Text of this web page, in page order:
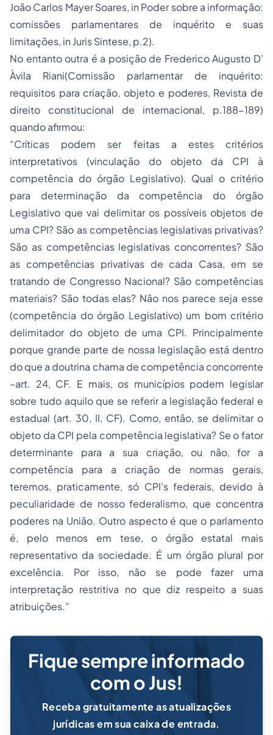
João Carlos Mayer Soares, in Poder sobre a informação:
comissões parlamentares de inquérito e suas
limitações, in Juris Sintese, p.2).
No entanto outra é a posição de Frederico Augusto D’
Àvila Riani(Comissão parlamentar de inquérito:
requisitos para criação, objeto e poderes, Revista de
direito constitucional de internacional, p.188-189)
quando afirmou:
“Críticas podem ser feitas a estes critérios
interpretativos (vinculação do objeto da CPI à
competência do órgão Legislativo). Qual o critério
para determinação da competência do órgão
Legislativo que vai delimitar os possíveis objetos de
uma CPI? São as competências legislativas privativas?
São as competências legislativas concorrentes? São
as competências privativas de cada Casa, em se
tratando de Congresso Nacional? São competências
materiais? São todas elas? Não nos parece seja esse
(competência do órgão Legislativo) um bom critério
delimitador do objeto de uma CPI. Principalmente
porque grande parte de nossa legislação está dentro
do que a doutrina chama de competência concorrente
–art. 24, CF. E mais, os municípios podem legislar
sobre tudo aquilo que se referir a legislação federal e
estadual (art. 30, II, CF). Como, então, se delimitar o
objeto da CPI pela competência legislativa? Se o fator
determinante para a sua criação, ou não, for a
competência para a criação de normas gerais,
teremos, praticamente, só CPI’s federais, devido à
peculiaridade de nosso federalismo, que concentra
poderes na União. Outro aspecto é que o parlamento
é, pelo menos em tese, o órgão estatal mais
representativo da sociedade. É um órgão plural por
excelência. Por isso, não se pode fazer uma
interpretação restritiva no que diz respeito a suas
atribuições.”
Fique sempre informado
com o Jus!
Receba gratuitamente as atualizações
jurídicas em sua caixa de entrada.